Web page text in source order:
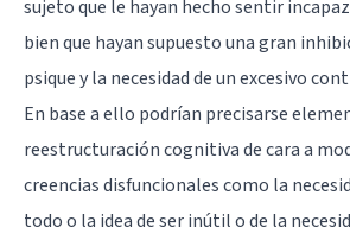
sujeto que le hayan hecho sentir
bien que hayan supuesto una gran
psique y la necesidad de un excesivo
En base a ello podrían precisarse
reestructuración cognitivade cara a
creencias disfuncionales como la
todo o la idea de ser inútil o de la